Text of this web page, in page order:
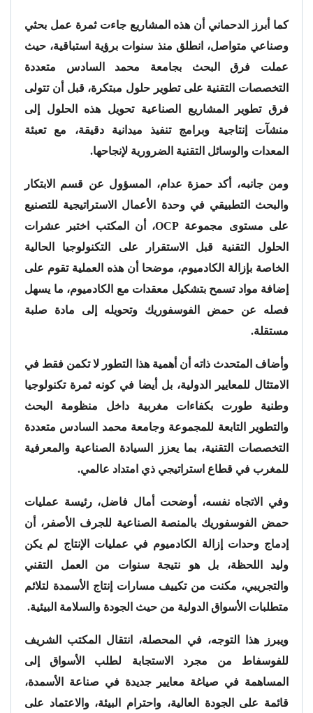
كما أبرز الدحماني أن هذه المشاريع جاءت ثمرة عمل بحثي
وصناعي متواصل، انطلق منذ سنوات برؤية استباقية، حيث
عملت فرق البحث بجامعة محمد السادس متعددة
التخصصات التقنية على تطوير حلول مبتكرة، قبل أن تتولى
فرق تطوير المشاريع الصناعية تحويل هذه الحلول إلى
منشآت إنتاجية وبرامج تنفيذ ميدانية دقيقة، مع تعبئة
المعدات والوسائل التقنية الضرورية لإنجاحها.
ومن جانبه، أكد حمزة عدام، المسؤول عن قسم الابتكار
والبحث التطبيقي في وحدة الأعمال الاستراتيجية للتصنيع
على مستوى مجموعة OCP، أن المكتب اختبر عشرات
الحلول التقنية قبل الاستقرار على التكنولوجيا الحالية
الخاصة بإزالة الكادميوم، موضحا أن هذه العملية تقوم على
إضافة مواد تسمح بتشكيل معقدات مع الكادميوم، ما يسهل
فصله عن حمض الفوسفوريك وتحويله إلى مادة صلبة
مستقلة.
وأضاف المتحدث ذاته أن أهمية هذا التطور لا تكمن فقط في
الامتثال للمعايير الدولية، بل أيضا في كونه ثمرة تكنولوجيا
وطنية طورت بكفاءات مغربية داخل منظومة البحث
والتطوير التابعة للمجموعة وجامعة محمد السادس متعددة
التخصصات التقنية، بما يعزز السيادة الصناعية والمعرفية
للمغرب في قطاع استراتيجي ذي امتداد عالمي.
وفي الاتجاه نفسه، أوضحت أمال فاضل، رئيسة عمليات
حمض الفوسفوريك بالمنصة الصناعية للجرف الأصفر، أن
إدماج وحدات إزالة الكادميوم في عمليات الإنتاج لم يكن
وليد اللحظة، بل هو نتيجة سنوات من العمل التقني
والتجريبي، مكنت من تكييف مسارات إنتاج الأسمدة لتلائم
متطلبات الأسواق الدولية من حيث الجودة والسلامة البيئية.
ويبرز هذا التوجه، في المحصلة، انتقال المكتب الشريف
للفوسفاط من مجرد الاستجابة لطلب الأسواق إلى
المساهمة في صياغة معايير جديدة في صناعة الأسمدة،
قائمة على الجودة العالية، واحترام البيئة، والاعتماد على